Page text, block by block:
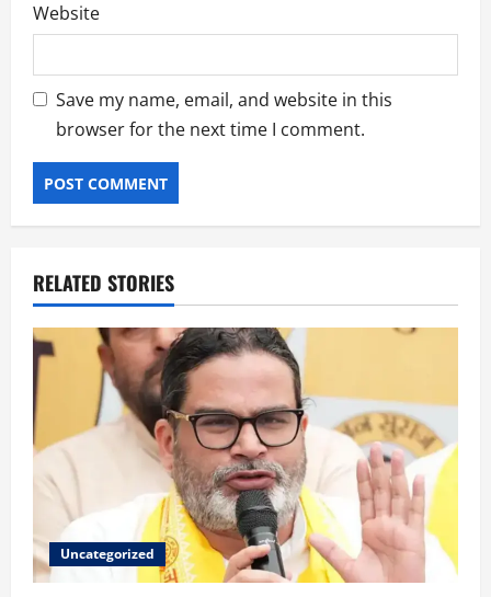
Website
Save my name, email, and website in this
browser for the next time I comment.
RELATED STORIES
Uncategorized